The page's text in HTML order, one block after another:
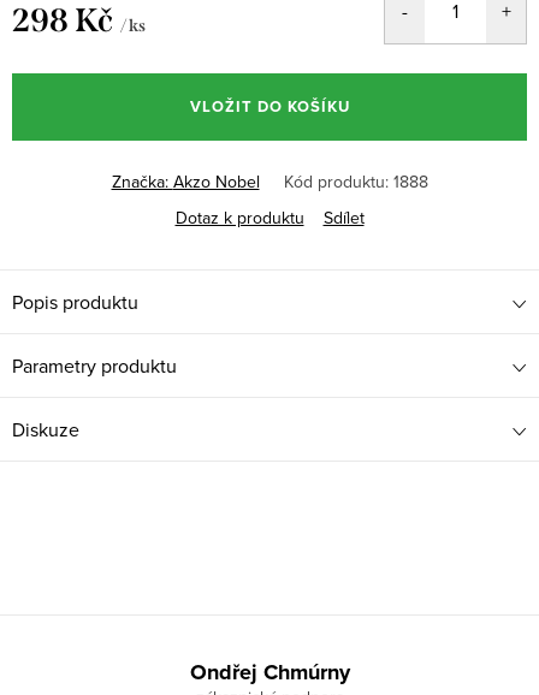
298 Kč / ks
cena:
VLOŽIT DO KOŠÍKU
Značka: Akzo Nobel Kód produktu: 1888
Dotaz k produktu
Sdílet
Popis produktu
Parametry produktu
Diskuze
Ondřej Chmúrny